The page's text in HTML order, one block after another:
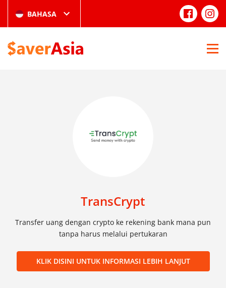
BAHASA
TransCrypt
Transfer uang dengan crypto ke rekening bank mana pun
tanpa harus melalui pertukaran
KLIK DISINI UNTUK INFORMASI LEBIH LANJUT